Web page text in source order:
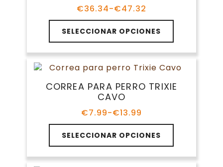
pueden
elegir
la
página
de
producto
€36.34-€47.32
Rango
de
precios:
desde
€36.34
hasta
€47.32
SELECCIONAR OPCIONES
Este
producto
tiene
múltiples
variantes.
opciones
pueden
elegir
la
página
CORREA PARA PERRO TRIXIE
CAVO
€7.99-€13.99
Rango
de
precios:
desde
€7.99
hasta
SELECCIONAR OPCIONES
Este
producto
tiene
múltiples